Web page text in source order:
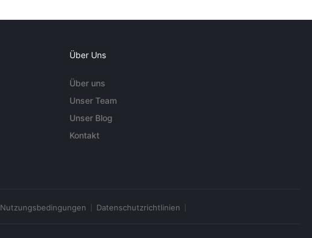
Über Uns
Über uns
Unser Team
Unser Blog
Kontakt
Nutzungsbedingungen Datenschutzrichtlinien